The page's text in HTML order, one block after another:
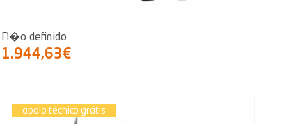
N�o definido
1.944,63€
apoio técnico grátis